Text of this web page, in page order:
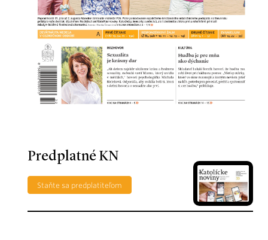
Predplatné KN
Staňte sa predplatiteľom